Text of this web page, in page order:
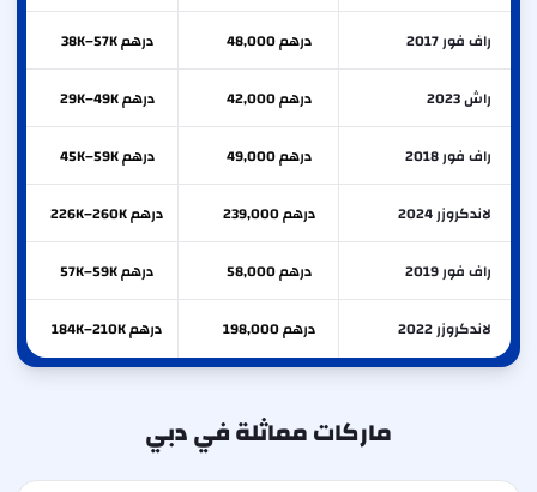
راف فور 2017 درهم 48,000 درهم 38K–57K
راش 2023 درهم 42,000 درهم 29K–49K
راف فور 2018 درهم 49,000 درهم 45K–59K
لاندكروزر 2024 درهم 239,000 درهم 226K–260K
راف فور 2019 درهم 58,000 درهم 57K–59K
لاندكروزر 2022 درهم 198,000 درهم 184K–210K
ماركات مماثلة في دبي